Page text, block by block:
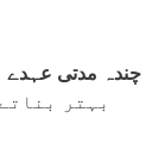
چندہ مدتی عہدے
بہتر